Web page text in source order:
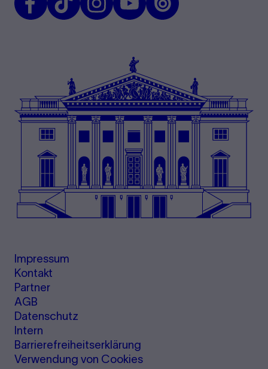
Impressum
Kontakt
Partner
AGB
Datenschutz
Intern
Barrierefreiheitserklärung
Verwendung von Cookies